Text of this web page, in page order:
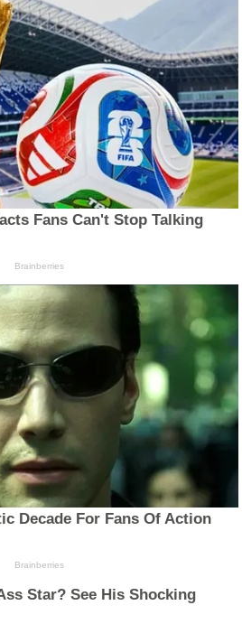
Fans Can't Stop Talking
Brainberries
Decade For Fans Of Action
Brainberries
Star? See His Shocking